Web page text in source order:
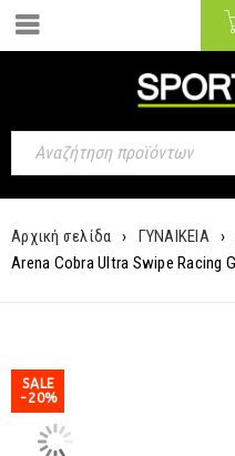
Αρχική σελίδα › ΓΥΝΑΙΚΕΙΑ ›
Arena Cobra Ultra Swipe Racing
SALE
-20%